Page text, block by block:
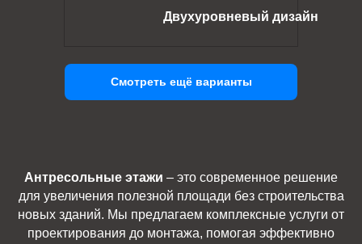
Двухуровневый дизайн
Смотреть ещё варианты
Антресольные этажи – это современное решение
для увеличения полезной площади без строительства
новых зданий. Мы предлагаем комплексные услуги от
проектирования до монтажа, помогая эффективно